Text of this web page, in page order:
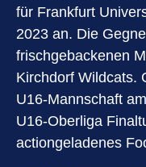
für Frankfurt
2023 an. Die
frischgebackenen
Kirchdorf Wildcats.
U16-Mannschaft
U16-Oberliga
actiongeladenes